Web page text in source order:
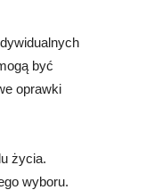
być
oprawki
życia.
wyboru.